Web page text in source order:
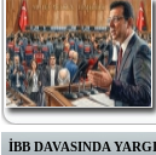
İBB DAVASINDA